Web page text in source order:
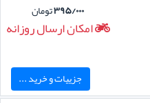
۳۹۵/۰۰۰تومان
امکان ارسال روزانه
جزییات و خرید ...